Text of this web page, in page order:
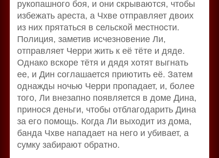
рукопашного боя, и они скрываются, чтобы
избежать ареста, а Чхве отправляет двоих
из них прятаться в сельской местности.
Полиция, заметив исчезновение Ли,
отправляет Черри жить к её тёте и дяде.
Однако вскоре тётя и дядя хотят выгнать
ее, и Дин соглашается приютить её. Затем
однажды ночью Черри пропадает, и, более
того, Ли внезапно появляется в доме Дина,
принося деньги, чтобы отблагодарить Дина
за его помощь. Когда Ли выходит из дома,
банда Чхве нападает на него и убивает, а
сумку забирают обратно.